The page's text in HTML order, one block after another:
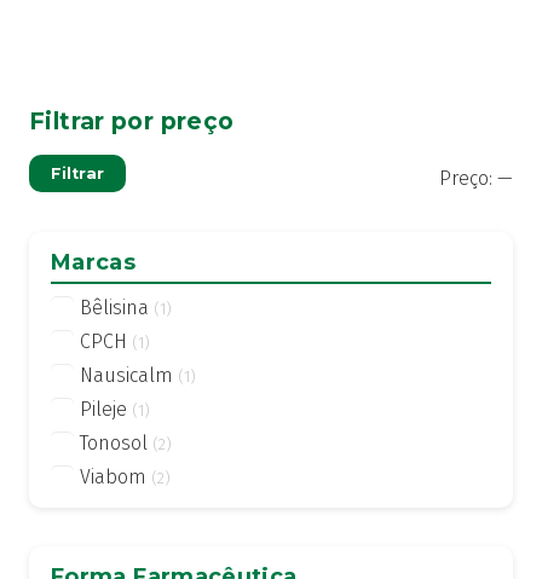
Filtrar por preço
Filtrar Preço: —
Marcas
Bêlisina (1)
CPCH (1)
Nausicalm (1)
Pileje (1)
Tonosol (2)
Viabom (2)